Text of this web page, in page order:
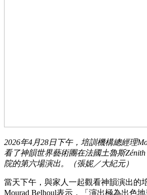
2026年4月28日下午，培訓機構總經理
看了神韻世界藝術團在法國土魯斯Zénith
院的第六場演出。（張妮／大紀元）
當天下午，與家人一起觀看神韻演出的
Mourad Belhoul表示，「演出極為出色